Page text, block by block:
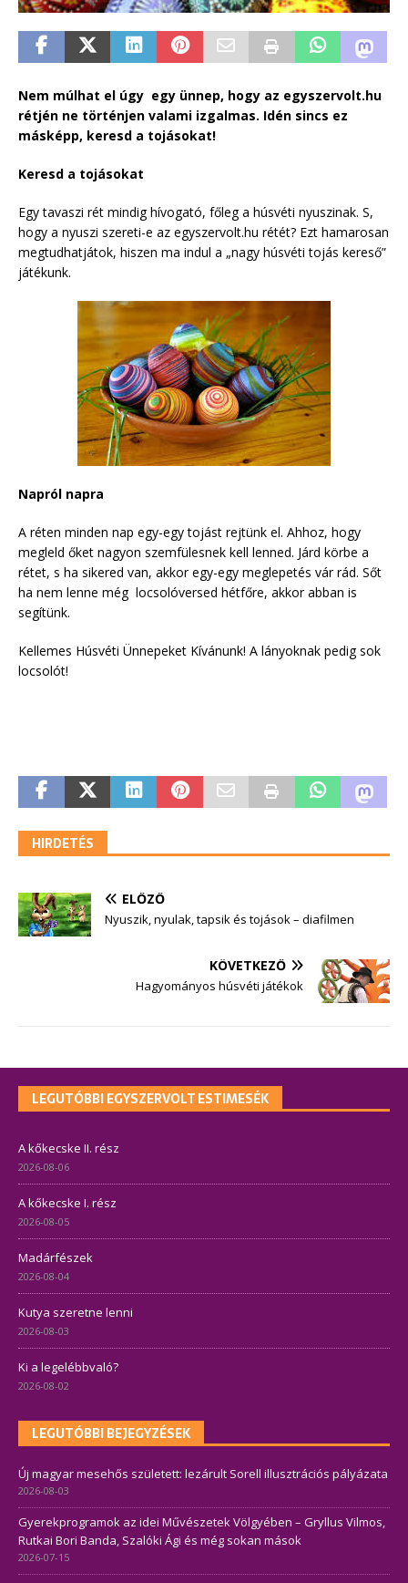
Nem múlhat el úgy egy ünnep, hogy az egyszervolt.hu
rétjén ne történjen valami izgalmas. Idén sincs ez
másképp, keresd a tojásokat!
Keresd a tojásokat
Egy tavaszi rét mindig hívogató, főleg a húsvéti nyuszinak. S,
hogy a nyuszi szereti-e az egyszervolt.hu rétét? Ezt hamarosan
megtudhatjátok, hiszen ma indul a „nagy húsvéti tojás kereső”
játékunk.
Napról napra
A réten minden nap egy-egy tojást rejtünk el. Ahhoz, hogy
megleld őket nagyon szemfülesnek kell lenned. Járd körbe a
rétet, s ha sikered van, akkor egy-egy meglepetés vár rád. Sőt
ha nem lenne még locsolóversed hétfőre, akkor abban is
segítünk.
Kellemes Húsvéti Ünnepeket Kívánunk! A lányoknak pedig sok
locsolót!
HIRDETÉS
ELŐZŐ
Nyuszik, nyulak, tapsik és tojások – diafilmen
KÖVETKEZŐ
Hagyományos húsvéti játékok
LEGUTÓBBI EGYSZERVOLT ESTIMESÉK
A kőkecske II. rész
2026-08-06
A kőkecske I. rész
2026-08-05
Madárfészek
2026-08-04
Kutya szeretne lenni
2026-08-03
Ki a legelébbvaló?
2026-08-02
LEGUTÓBBI BEJEGYZÉSEK
Új magyar mesehős született: lezárult Sorell illusztrációs pályázata
2026-08-03
Gyerekprogramok az idei Művészetek Völgyében – Gryllus Vilmos,
Rutkai Bori Banda, Szalóki Ági és még sokan mások
2026-07-15